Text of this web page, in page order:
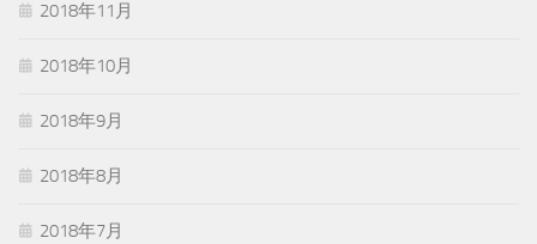
2018年11月
2018年10月
2018年9月
2018年8月
2018年7月